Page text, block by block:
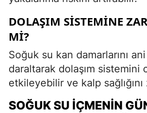
DOLAŞIM SISTEMINE
MI?
Soğuk su kan damarlarını
daraltarak dolaşım sistemini
etkileyebilir ve kalp
SOĞUK SU İÇMENIN